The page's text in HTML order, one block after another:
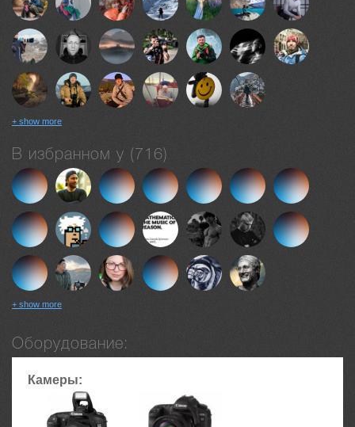
+ show more
В избранном у (716)
+ show more
Оборудование:
Камеры: